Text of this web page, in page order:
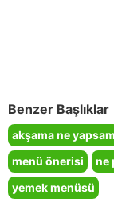
Benzer Başlıklar
akşama ne yapsam
menü önerisi
ne
yemek menüsü